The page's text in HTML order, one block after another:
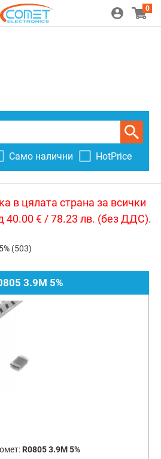
0
Само налични HotPrice
в цялата страна за всички
40.00 € / 78.23 лв. (без ДДС).
(503)
3.9M 5%
R0805 3.9M 5%